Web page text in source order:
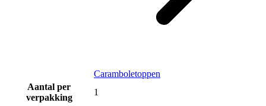
Caramboletoppen
Aantal per
verpakking
1